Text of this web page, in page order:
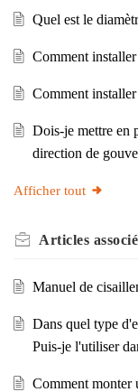
Quel est le
Comment
Comment
Dois-je mettre en
direction de
Afficher tout
Articles
Manuel de
Dans quel type
Puis-je l'utiliser
Comment monter